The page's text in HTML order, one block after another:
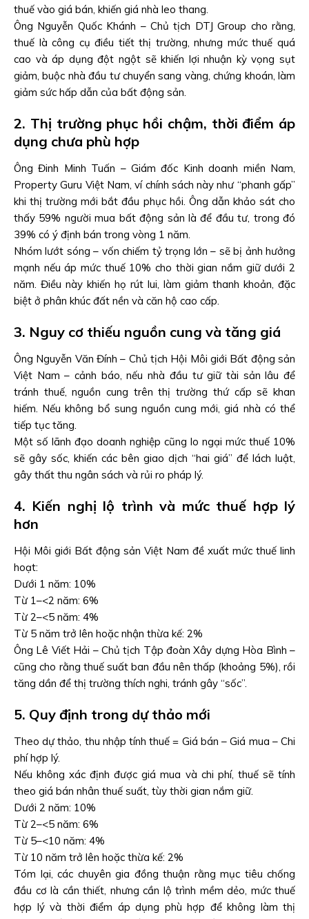
thuế vào giá bán, khiến giá nhà leo thang.
Ông Nguyễn Quốc Khánh – Chủ tịch DTJ Group cho rằng,
thuế là công cụ điều tiết thị trường, nhưng mức thuế quá
cao và áp dụng đột ngột sẽ khiến lợi nhuận kỳ vọng sụt
giảm, buộc nhà đầu tư chuyển sang vàng, chứng khoán, làm
giảm sức hấp dẫn của bất động sản.
2. Thị trường phục hồi chậm, thời điểm áp
dụng chưa phù hợp
Ông Đinh Minh Tuấn – Giám đốc Kinh doanh miền Nam,
Property Guru Việt Nam, ví chính sách này như “phanh gấp”
khi thị trường mới bắt đầu phục hồi. Ông dẫn khảo sát cho
thấy 59% người mua bất động sản là để đầu tư, trong đó
39% có ý định bán trong vòng 1 năm.
Nhóm lướt sóng – vốn chiếm tỷ trọng lớn – sẽ bị ảnh hưởng
mạnh nếu áp mức thuế 10% cho thời gian nắm giữ dưới 2
năm. Điều này khiến họ rút lui, làm giảm thanh khoản, đặc
biệt ở phân khúc đất nền và căn hộ cao cấp.
3. Nguy cơ thiếu nguồn cung và tăng giá
Ông Nguyễn Văn Đính – Chủ tịch Hội Môi giới Bất động sản
Việt Nam – cảnh báo, nếu nhà đầu tư giữ tài sản lâu để
tránh thuế, nguồn cung trên thị trường thứ cấp sẽ khan
hiếm. Nếu không bổ sung nguồn cung mới, giá nhà có thể
tiếp tục tăng.
Một số lãnh đạo doanh nghiệp cũng lo ngại mức thuế 10%
sẽ gây sốc, khiến các bên giao dịch “hai giá” để lách luật,
gây thất thu ngân sách và rủi ro pháp lý.
4. Kiến nghị lộ trình và mức thuế hợp lý
hơn
Hội Môi giới Bất động sản Việt Nam đề xuất mức thuế linh
hoạt:
Dưới 1 năm: 10%
Từ 1–<2 năm: 6%
Từ 2–<5 năm: 4%
Từ 5 năm trở lên hoặc nhận thừa kế: 2%
Ông Lê Viết Hải – Chủ tịch Tập đoàn Xây dựng Hòa Bình –
cũng cho rằng thuế suất ban đầu nên thấp (khoảng 5%), rồi
tăng dần để thị trường thích nghi, tránh gây “sốc”.
5. Quy định trong dự thảo mới
Theo dự thảo, thu nhập tính thuế = Giá bán – Giá mua – Chi
phí hợp lý.
Nếu không xác định được giá mua và chi phí, thuế sẽ tính
theo giá bán nhân thuế suất, tùy thời gian nắm giữ.
Dưới 2 năm: 10%
Từ 2–<5 năm: 6%
Từ 5–<10 năm: 4%
Từ 10 năm trở lên hoặc thừa kế: 2%
Tóm lại, các chuyên gia đồng thuận rằng mục tiêu chống
đầu cơ là cần thiết, nhưng cần lộ trình mềm dẻo, mức thuế
hợp lý và thời điểm áp dụng phù hợp để không làm thị